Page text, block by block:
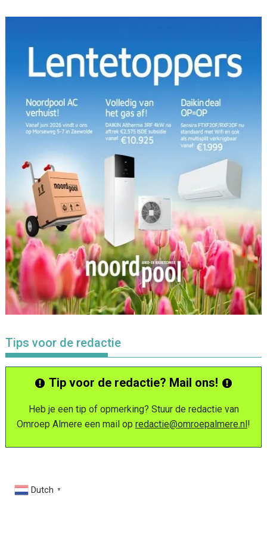
Tips voor de redactie
Tip voor de redactie? Mail ons!
Heb je een tip of opmerking? Stuur de redactie van
Omroep Almere een mail op redactie@omroepalmere.nl!
Dutch ▼